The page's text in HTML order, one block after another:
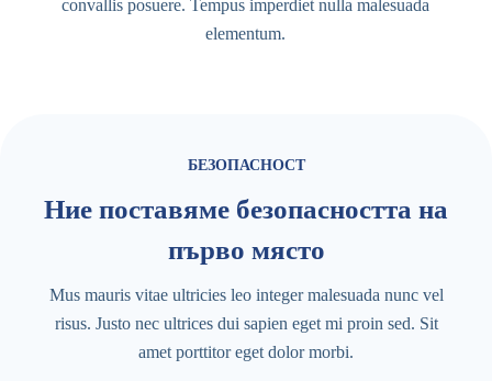
convallis posuere. Tempus imperdiet nulla malesuada
elementum.
БЕЗОПАСНОСТ
Ние поставяме безопасността на
първо място
Mus mauris vitae ultricies leo integer malesuada nunc vel
risus. Justo nec ultrices dui sapien eget mi proin sed. Sit
amet porttitor eget dolor morbi.